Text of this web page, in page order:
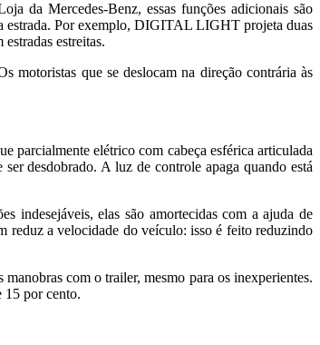
da Mercedes-Benz, essas funções adicionais são
estrada. Por exemplo, DIGITAL LIGHT projeta duas
estreitas.
motoristas que se deslocam na direção contrária às
parcialmente elétrico com cabeça esférica articulada
desdobrado. A luz de controle apaga quando está
indesejáveis, elas são amortecidas com a ajuda de
reduz a velocidade do veículo: isso é feito reduzindo
com o trailer, mesmo para os inexperientes.
15 por cento.